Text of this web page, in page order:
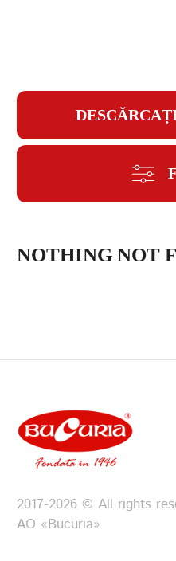
NOTHING NOT
2017-2026 © All rights
АО «Bucuria»
furnizare a serviciilor